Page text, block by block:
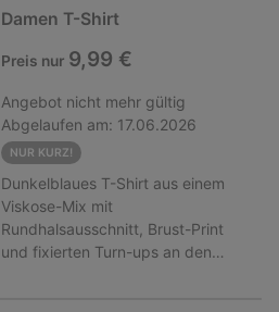
Artikeln wird der günstigste Artikel
angerechnet! Nur gültig für Ware
mit diesem Hinweis. Nicht
kombinierbar mit anderen
(Aktions-)Rabatten.
Damen T-Shirt
Preis nur 9,99 €
Angebot nicht mehr gültig
Abgelaufen am: 17.06.2026
NUR KURZ!
Dunkelblaues T-Shirt aus einem
Viskose-Mix mit
Rundhalsausschnitt, Brust-Print
und fixierten Turn-ups an den